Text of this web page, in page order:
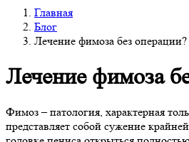
Главная
Блог
Лечение фимоза без операции?
Лечение фимоза
Фимоз – патология, характерная
представляет собой сужение